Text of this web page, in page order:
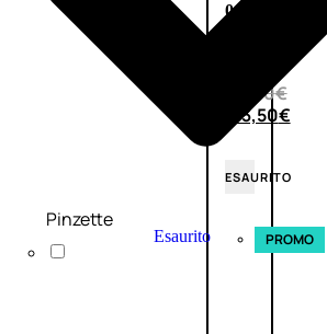
0su
58,00€
43,50€
ESAURITO
Esaurito PROMO
Pinzette